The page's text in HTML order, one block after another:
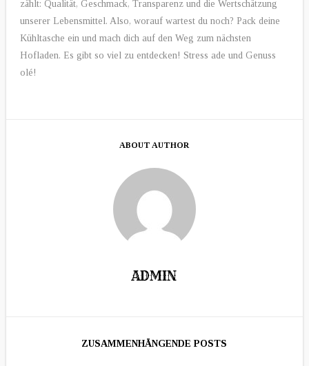
zählt: Qualität, Geschmack, Transparenz und die Wertschätzung
unserer Lebensmittel. Also, worauf wartest du noch? Pack deine
Kühltasche ein und mach dich auf den Weg zum nächsten
Hofladen. Es gibt so viel zu entdecken! Stress ade und Genuss
olé!
ABOUT AUTHOR
ADMIN